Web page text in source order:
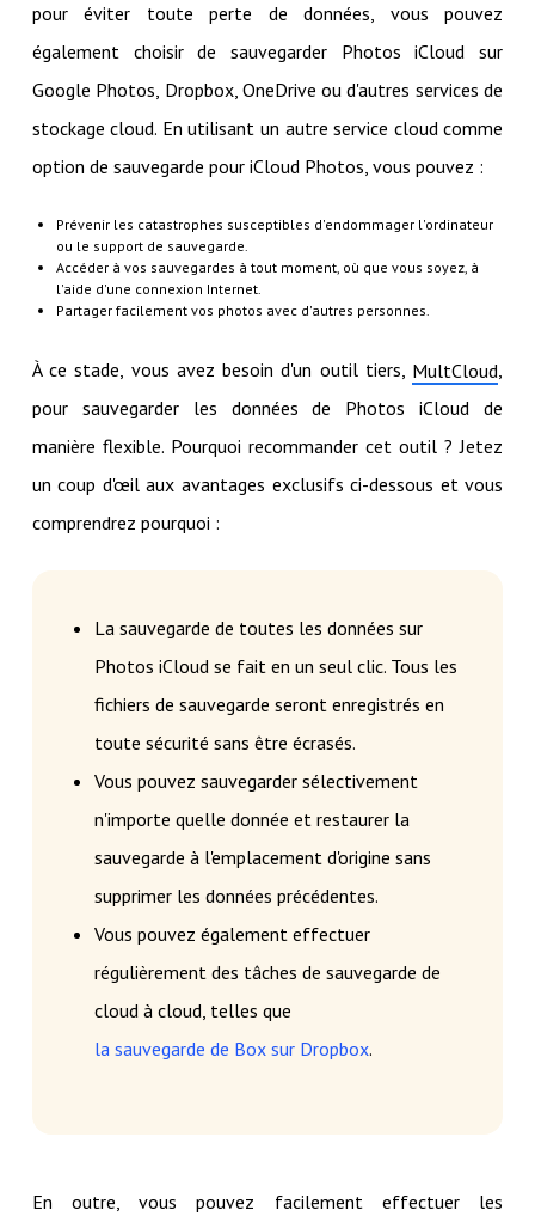
pour éviter toute perte de données, vous pouvez
également choisir de sauvegarder Photos iCloud sur
Google Photos, Dropbox, OneDrive ou d'autres services de
stockage cloud. En utilisant un autre service cloud comme
option de sauvegarde pour iCloud Photos, vous pouvez :
Prévenir les catastrophes susceptibles d'endommager l'ordinateur
ou le support de sauvegarde.
Accéder à vos sauvegardes à tout moment, où que vous soyez, à
l'aide d'une connexion Internet.
Partager facilement vos photos avec d'autres personnes.
À ce stade, vous avez besoin d'un outil tiers, MultCloud,
pour sauvegarder les données de Photos iCloud de
manière flexible. Pourquoi recommander cet outil ? Jetez
un coup d'œil aux avantages exclusifs ci-dessous et vous
comprendrez pourquoi :
La sauvegarde de toutes les données sur
Photos iCloud se fait en un seul clic. Tous les
fichiers de sauvegarde seront enregistrés en
toute sécurité sans être écrasés.
Vous pouvez sauvegarder sélectivement
n'importe quelle donnée et restaurer la
sauvegarde à l'emplacement d'origine sans
supprimer les données précédentes.
Vous pouvez également effectuer
régulièrement des tâches de sauvegarde de
cloud à cloud, telles que
la sauvegarde de Box sur Dropbox.
En outre, vous pouvez facilement effectuer les